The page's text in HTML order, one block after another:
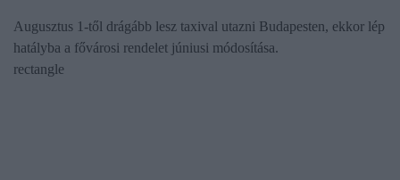
Augusztus 1-től drágább lesz taxival utazni Budapesten, ekkor lép
hatályba a fővárosi rendelet júniusi módosítása.
rectangle